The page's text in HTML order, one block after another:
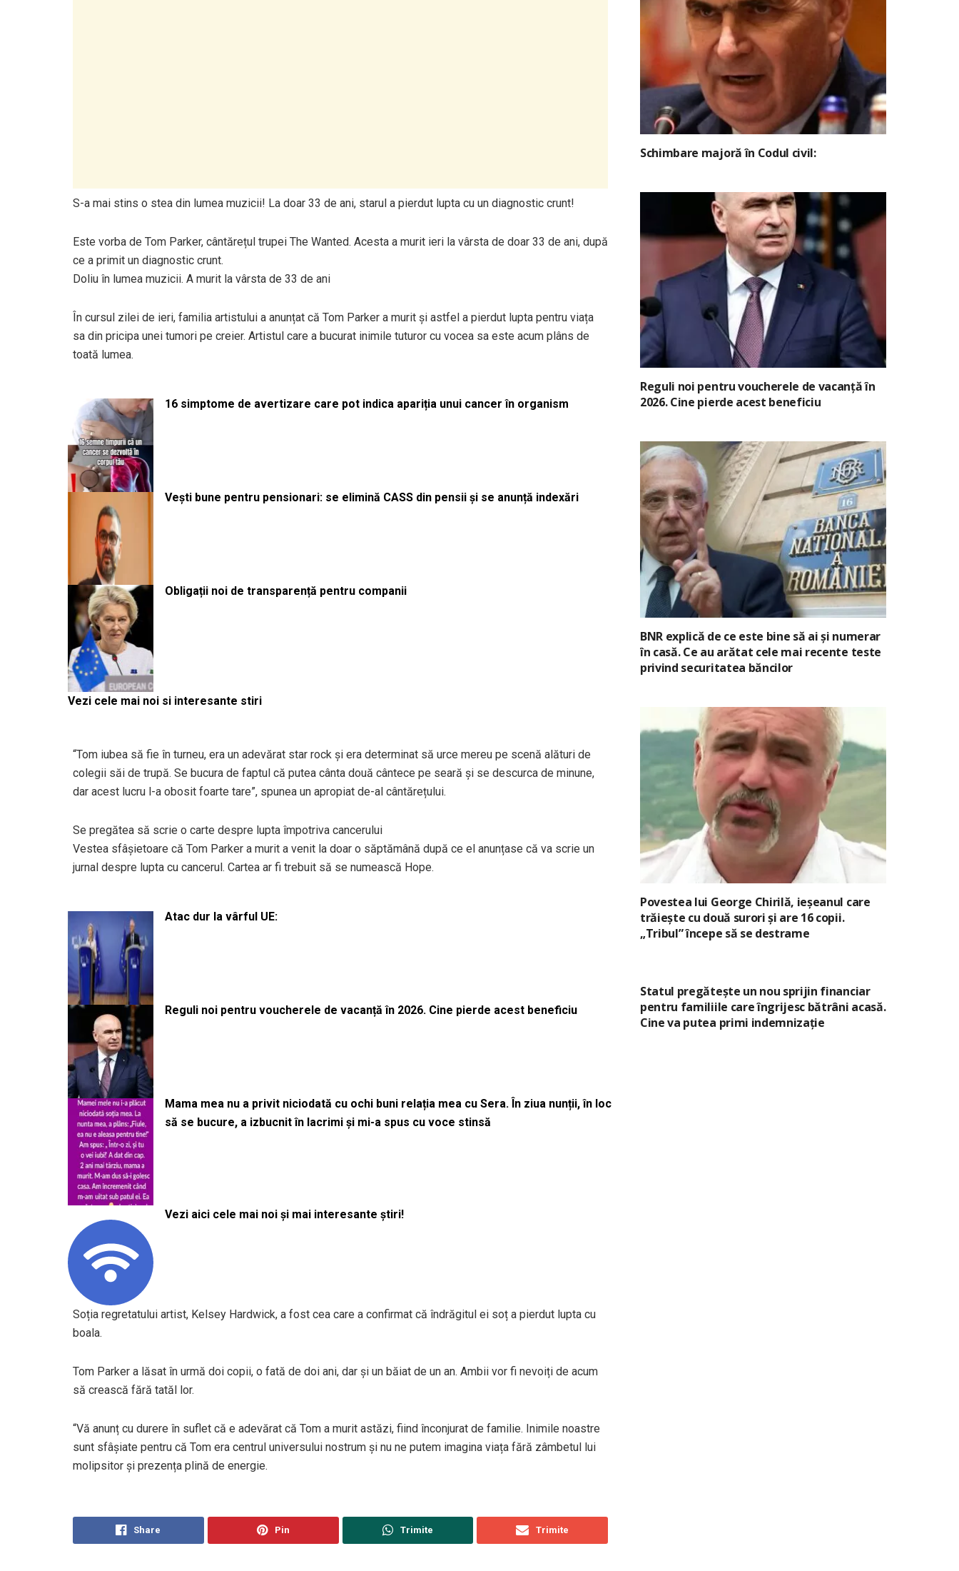
S-a mai stins o stea din lumea muzicii! La doar 33 de ani, starul a pierdut lupta cu un diagnostic crunt!
Este vorba de Tom Parker, cântărețul trupei The Wanted. Acesta a murit ieri la vârsta de doar 33 de ani, după
ce a primit un diagnostic crunt.
Doliu în lumea muzicii. A murit la vârsta de 33 de ani
În cursul zilei de ieri, familia artistului a anunțat că Tom Parker a murit și astfel a pierdut lupta pentru viața
sa din pricipa unei tumori pe creier. Artistul care a bucurat inimile tuturor cu vocea sa este acum plâns de
toată lumea.
16 simptome de avertizare care pot indica apariția unui cancer în organism
Vești bune pentru pensionari: se elimină CASS din pensii și se anunță indexări
Obligații noi de transparență pentru companii
Vezi cele mai noi si interesante stiri
“Tom iubea să fie în turneu, era un adevărat star rock și era determinat să urce mereu pe scenă alături de
colegii săi de trupă. Se bucura de faptul că putea cânta două cântece pe seară și se descurca de minune,
dar acest lucru l-a obosit foarte tare”, spunea un apropiat de-al cântărețului.
Se pregătea să scrie o carte despre lupta împotriva cancerului
Vestea sfâșietoare că Tom Parker a murit a venit la doar o săptămână după ce el anunțase că va scrie un
jurnal despre lupta cu cancerul. Cartea ar fi trebuit să se numească Hope.
Atac dur la vârful UE:
Reguli noi pentru voucherele de vacanță în 2026. Cine pierde acest beneficiu
Mama mea nu a privit niciodată cu ochi buni relația mea cu Sera. În ziua nunții, în loc
să se bucure, a izbucnit în lacrimi și mi-a spus cu voce stinsă
Vezi aici cele mai noi și mai interesante știri!
Soția regretatului artist, Kelsey Hardwick, a fost cea care a confirmat că îndrăgitul ei soț a pierdut lupta cu
boala.
Tom Parker a lăsat în urmă doi copii, o fată de doi ani, dar și un băiat de un an. Ambii vor fi nevoiți de acum
să crească fără tatăl lor.
“Vă anunț cu durere în suflet că e adevărat că Tom a murit astăzi, fiind înconjurat de familie. Inimile noastre
sunt sfâșiate pentru că Tom era centrul universului nostrum și nu ne putem imagina viața fără zâmbetul lui
molipsitor și prezența plină de energie.
Share Pin Trimite Trimite
Schimbare majoră în Codul civil:
Reguli noi pentru voucherele de vacanță în
2026. Cine pierde acest beneficiu
BNR explică de ce este bine să ai și numerar
în casă. Ce au arătat cele mai recente teste
privind securitatea băncilor
Povestea lui George Chirilă, ieșeanul care
trăiește cu două surori și are 16 copii.
„Tribul” începe să se destrame
Statul pregătește un nou sprijin financiar
pentru familiile care îngrijesc bătrâni acasă.
Cine va putea primi indemnizație